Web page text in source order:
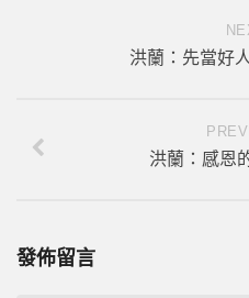
洪蘭：先當好
洪蘭：感恩
發佈留言